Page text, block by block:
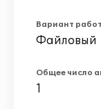
Вариант
Файловый
Общее число
1